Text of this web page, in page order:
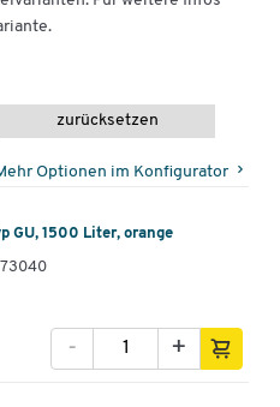
zurücksetzen
Optionen im Konfigurator
GU, 1500 Liter, orange
+
-